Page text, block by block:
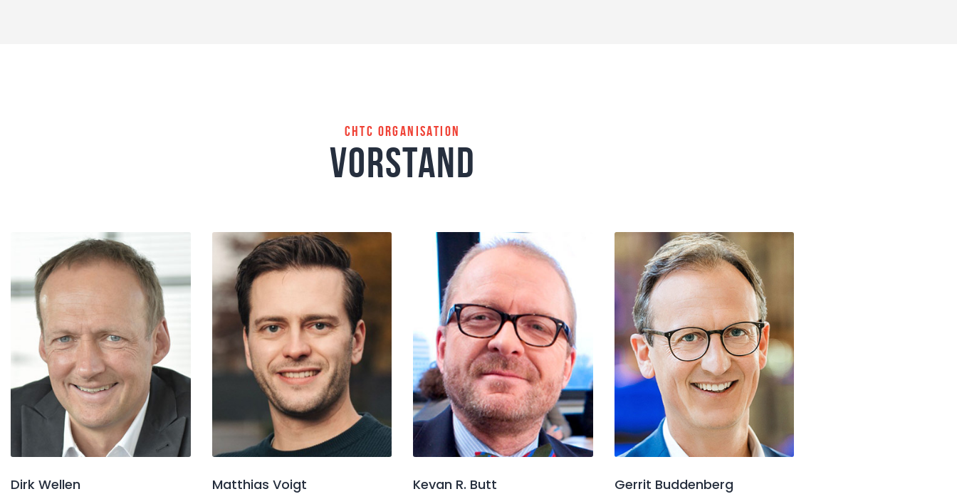
CHTC Organisation
Vorstand
Dirk Wellen Matthias Voigt Kevan R. Butt Gerrit Buddenberg